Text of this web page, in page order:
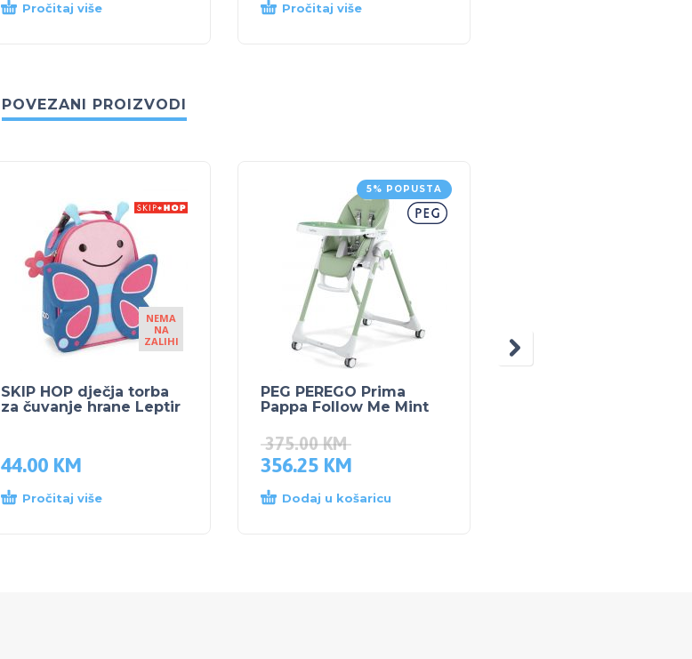
Pročitaj više Pročitaj više
POVEZANI PROIZVODI
NEMA
NA
ZALIHI
SKIP HOP dječja torba
za čuvanje hrane Leptir
44.00 KM
Pročitaj više
5% POPUSTA
PEG PEREGO Prima
Pappa Follow Me Mint
375.00KM
356.25 KM
Dodaj u košaricu